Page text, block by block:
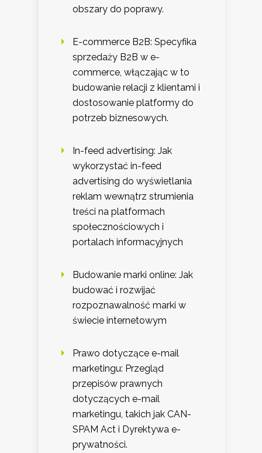
obszary do poprawy.
E-commerce B2B: Specyfika
sprzedaży B2B w e-
commerce, włączając w to
budowanie relacji z klientami i
dostosowanie platformy do
potrzeb biznesowych.
In-feed advertising: Jak
wykorzystać in-feed
advertising do wyświetlania
reklam wewnątrz strumienia
treści na platformach
społecznościowych i
portalach informacyjnych
Budowanie marki online: Jak
budować i rozwijać
rozpoznawalność marki w
świecie internetowym
Prawo dotyczące e-mail
marketingu: Przegląd
przepisów prawnych
dotyczących e-mail
marketingu, takich jak CAN-
SPAM Act i Dyrektywa e-
prywatności.